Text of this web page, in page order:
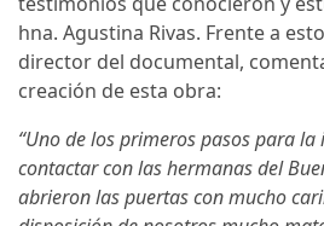
hna. Agustina Rivas. Frente a
director del documental,
creación de esta obra:
“Uno de los primeros pasos para
contactar con las hermanas del
abrieron las puertas con mucho